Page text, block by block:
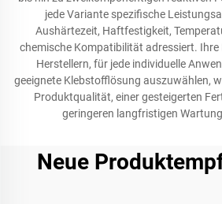
jede Variante spezifische
Aushärtezeit, Haftfestigkeit,
chemische Kompatibilität adressiert. Ihre
Herstellern, für jede individuelle
geeignete Klebstofflösung auszuwählen,
Produktqualität, einer gesteigerten
geringeren langfristigen
Neue